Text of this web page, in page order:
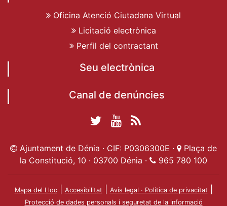
Oficina Atenció Ciutadana Virtual
Licitació electrònica
Perfil del contractant
Seu electrònica
Canal de denúncies
de Dénia
Twitter Ajuntament
de Dénia
Ajuntament de
Dénia
Actualitat
Ajuntament
Ajuntament de Dénia · CIF: P0306300E ·
Plaça de
la Constitució, 10 · 03700 Dénia ·
965 780 100
Mapa del Lloc| Accesibilitat Avís legal · Política de privacitat
Protecció de dades personals i seguretat de la informació